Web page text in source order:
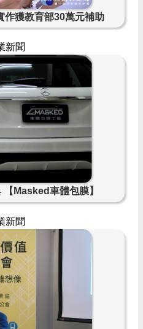
獲教育部30萬元補助
新聞
Masked車體包膜】
新聞